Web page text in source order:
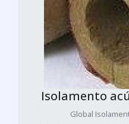
Isolamento
Global